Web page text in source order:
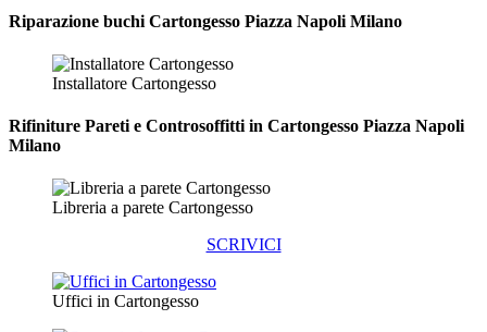
Riparazione buchi Cartongesso Piazza Napoli Milano
Installatore Cartongesso
Rifiniture Pareti e Controsoffitti in Cartongesso Piazza Napoli
Milano
Libreria a parete Cartongesso
SCRIVICI
Uffici in Cartongesso